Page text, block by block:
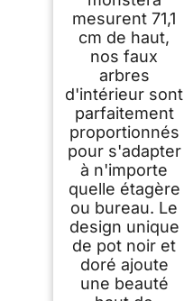
mesurent 71,1
cm de haut,
nos faux
arbres
d'intérieur sont
parfaitement
proportionnés
pour s'adapter
à n'importe
quelle étagère
ou bureau. Le
design unique
de pot noir et
doré ajoute
une beauté